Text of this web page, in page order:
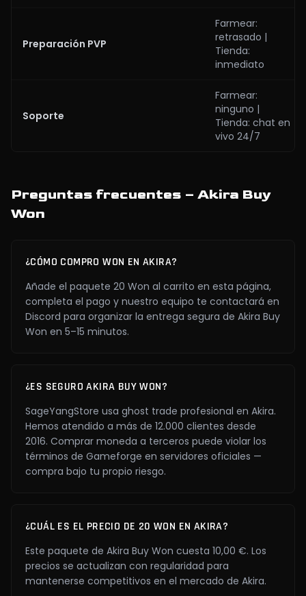
Preparación PVP
Farmear:
retrasado |
Tienda:
inmediato
Soporte
Farmear:
ninguno |
Tienda: chat en
vivo 24/7
Preguntas frecuentes – Akira Buy
Won
¿CÓMO COMPRO WON EN AKIRA?
Añade el paquete 20 Won al carrito en esta página,
completa el pago y nuestro equipo te contactará en
Discord para organizar la entrega segura de Akira Buy
Won en 5–15 minutos.
¿ES SEGURO AKIRA BUY WON?
SageYangStore usa ghost trade profesional en Akira.
Hemos atendido a más de 12.000 clientes desde
2016. Comprar moneda a terceros puede violar los
términos de Gameforge en servidores oficiales —
compra bajo tu propio riesgo.
¿CUÁL ES EL PRECIO DE 20 WON EN AKIRA?
Este paquete de Akira Buy Won cuesta 10,00 €. Los
precios se actualizan con regularidad para
mantenerse competitivos en el mercado de Akira.